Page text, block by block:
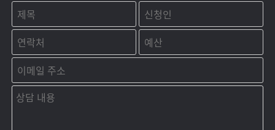
제
목
신
인
연
처
예
산
이
메
일
상
담